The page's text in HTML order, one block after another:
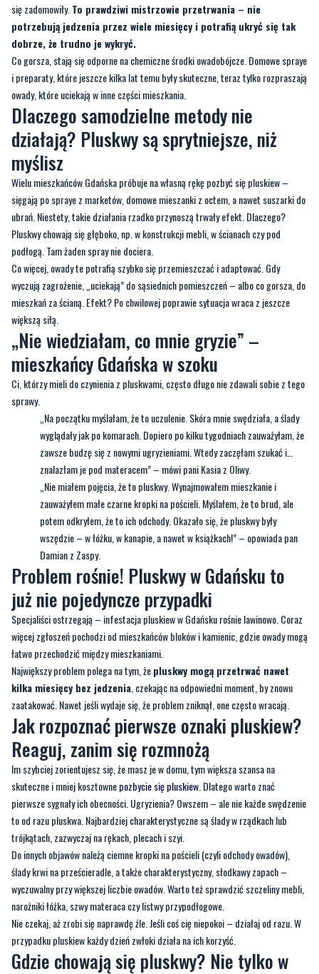
się zadomowiły. To prawdziwi mistrzowie przetrwania – nie
potrzebują jedzenia przez wiele miesięcy i potrafią ukryć się tak
dobrze, że trudno je wykryć.
Co gorsza, stają się odporne na chemiczne środki owadobójcze. Domowe spraye
i preparaty, które jeszcze kilka lat temu były skuteczne, teraz tylko rozpraszają
owady, które uciekają w inne części mieszkania.
Dlaczego samodzielne metody nie
działają? Pluskwy są sprytniejsze, niż
myślisz
Wielu mieszkańców Gdańska próbuje na własną rękę pozbyć się pluskiew –
sięgają po spraye z marketów, domowe mieszanki z octem, a nawet suszarki do
ubrań. Niestety, takie działania rzadko przynoszą trwały efekt. Dlaczego?
Pluskwy chowają się głęboko, np. w konstrukcji mebli, w ścianach czy pod
podłogą. Tam żaden spray nie dociera.
Co więcej, owady te potrafią szybko się przemieszczać i adaptować. Gdy
wyczują zagrożenie, „uciekają” do sąsiednich pomieszczeń – albo co gorsza, do
mieszkań za ścianą. Efekt? Po chwilowej poprawie sytuacja wraca z jeszcze
większą siłą.
„Nie wiedziałam, co mnie gryzie” –
mieszkańcy Gdańska w szoku
Ci, którzy mieli do czynienia z pluskwami, często długo nie zdawali sobie z tego
sprawy.
„Na początku myślałam, że to uczulenie. Skóra mnie swędziała, a ślady
wyglądały jak po komarach. Dopiero po kilku tygodniach zauważyłam, że
zawsze budzę się z nowymi ugryzieniami. Wtedy zaczęłam szukać i…
znalazłam je pod materacem” – mówi pani Kasia z Oliwy.
„Nie miałem pojęcia, że to pluskwy. Wynajmowałem mieszkanie i
zauważyłem małe czarne kropki na pościeli. Myślałem, że to brud, ale
potem odkryłem, że to ich odchody. Okazało się, że pluskwy były
wszędzie – w łóżku, w kanapie, a nawet w książkach!” – opowiada pan
Damian z Zaspy.
Problem rośnie! Pluskwy w Gdańsku to
już nie pojedyncze przypadki
Specjaliści ostrzegają – infestacja pluskiew w Gdańsku rośnie lawinowo. Coraz
więcej zgłoszeń pochodzi od mieszkańców bloków i kamienic, gdzie owady mogą
łatwo przechodzić między mieszkaniami.
Największy problem polega na tym, żepluskwy mogą przetrwać nawet
kilka miesięcy bez jedzenia , czekając na odpowiedni moment, by znowu
zaatakować. Nawet jeśli wydaje się, że problem zniknął, one często wracają.
Jak rozpoznać pierwsze oznaki pluskiew?
Reaguj, zanim się rozmnożą
Im szybciej zorientujesz się, że masz je w domu, tym większa szansa na
skuteczne i mniej kosztownepozbycie się pluskiew . Dlatego warto znać
pierwsze sygnały ich obecności. Ugryzienia? Owszem – ale nie każde swędzenie
to od razu pluskwa. Najbardziej charakterystyczne są ślady w rządkach lub
trójkątach, zazwyczaj na rękach, plecach i szyi.
Do innych objawów należą ciemne kropki na pościeli (czyli odchody owadów),
ślady krwi na prześcieradle, a także charakterystyczny, słodkawy zapach –
wyczuwalny przy większej liczbie owadów. Warto też sprawdzić szczeliny mebli,
narożniki łóżka, szwy materaca czy listwy przypodłogowe.
Nie czekaj, aż zrobi się naprawdę źle. Jeśli coś cię niepokoi – działaj od razu. W
przypadku pluskiew każdy dzień zwłoki działa na ich korzyść.
Gdzie chowają się pluskwy? Nie tylko w